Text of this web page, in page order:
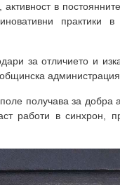
в
практики в
за отличието и
получава за добра
работи в синхрон,